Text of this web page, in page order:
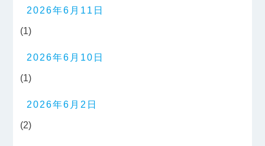
2026年6月11日
(1)
2026年6月10日
(1)
2026年6月2日
(2)